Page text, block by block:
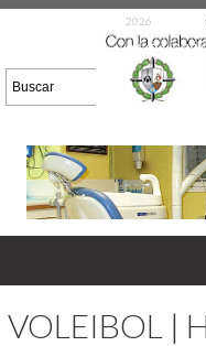
2026
26/04/2026
VOLEIBOL |